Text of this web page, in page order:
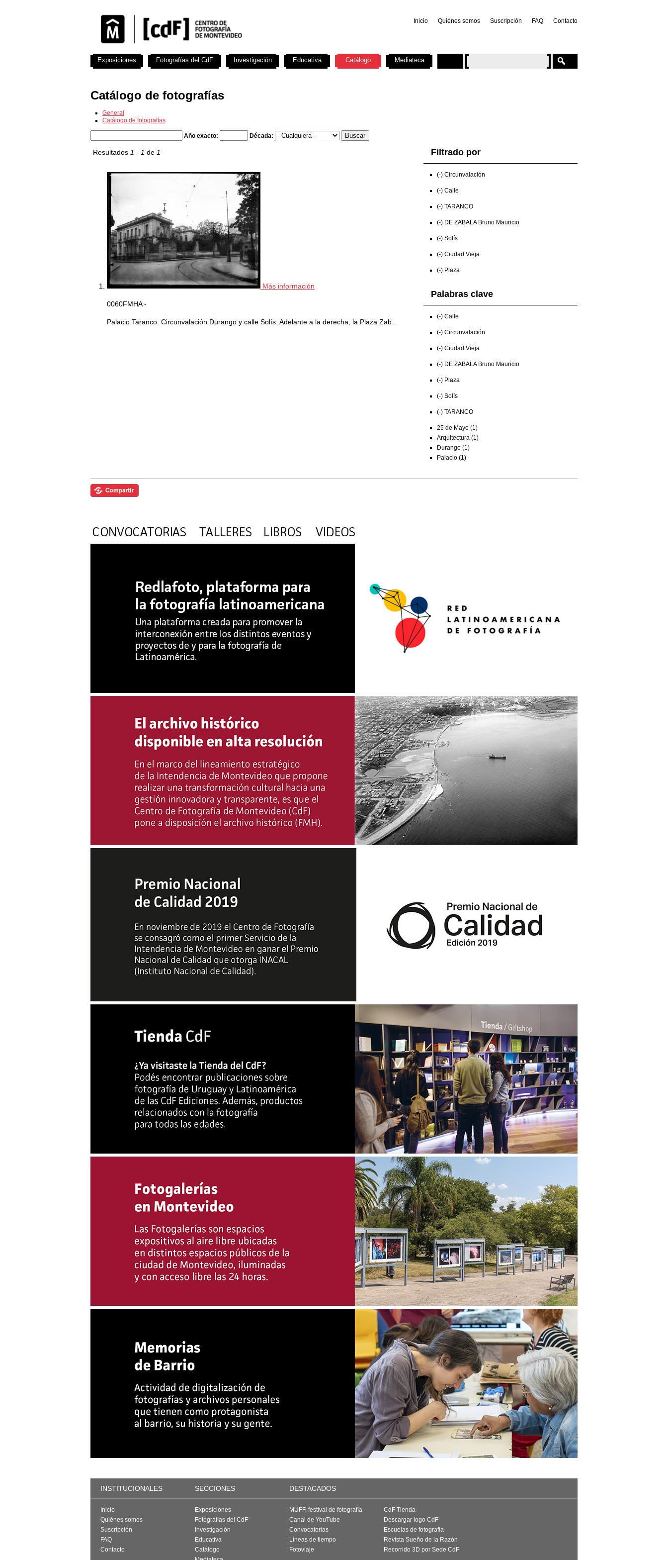
Inicio Quiénes somos Suscripción FAQ Contacto
Catálogo de fotografías
General
Catálogo de fotografías
Año exacto: Década:
Resultados 1 - 1 de 1
Más información
0060FMHA -
Palacio Taranco. Circunvalación Durango y calle Solís. Adelante a la derecha, la Plaza Zab...
Filtrado por
(-) Circunvalación
(-) Calle
(-) TARANCO
(-) DE ZABALA Bruno Mauricio
(-) Solís
(-) Ciudad Vieja
(-) Plaza
Palabras clave
(-) Calle
(-) Circunvalación
(-) Ciudad Vieja
(-) DE ZABALA Bruno Mauricio
(-) Plaza
(-) Solís
(-) TARANCO
25 de Mayo (1)
Arquitectura (1)
Durango (1)
Palacio (1)
Exposiciones Fotografías del CdF Investigación Educativa Catálogo Mediateca
INSTITUCIONALES SECCIONES DESTACADOS
Inicio
Quiénes somos
Suscripción
FAQ
Contacto
Exposiciones
Fotografías del CdF
Investigación
Educativa
Catálogo
MUFF, festival de fotografía
Canal de YouTube
Convocatorias
Líneas de tiempo
Fotoviaje
CdF Tienda
Descargar logo CdF
Escuelas de fotografía
Revista Sueño de la Razón
Recorrido 3D por Sede CdF